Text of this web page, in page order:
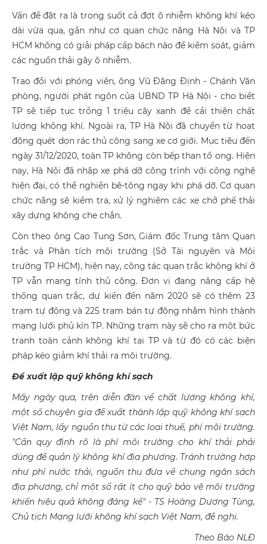
Vấn đề đặt ra là trong suốt cả đợt ô nhiễm không khí kéo
dài vừa qua, gần như cơ quan chức năng Hà Nội và TP
HCM không có giải pháp cấp bách nào để kiểm soát, giảm
các nguồn thải gây ô nhiễm.
Trao đổi với phóng viên, ông Vũ Đăng Định - Chánh Văn
phòng, người phát ngôn của UBND TP Hà Nội - cho biết
TP sẽ tiếp tục trồng 1 triệu cây xanh để cải thiện chất
lượng không khí. Ngoài ra, TP Hà Nội đã chuyển từ hoạt
động quét dọn rác thủ công sang xe cơ giới. Mục tiêu đến
ngày 31/12/2020, toàn TP không còn bếp than tổ ong. Hiện
nay, Hà Nội đã nhập xe phá dỡ công trình với công nghệ
hiện đại, có thể nghiền bê-tông ngay khi phá dỡ. Cơ quan
chức năng sẽ kiểm tra, xử lý nghiêm các xe chở phế thải
xây dựng không che chắn.
Còn theo ông Cao Tung Sơn, Giám đốc Trung tâm Quan
trắc và Phân tích môi trường (Sở Tài nguyên và Môi
trường TP HCM), hiện nay, công tác quan trắc không khí ở
TP vẫn mang tính thủ công. Đơn vị đang nâng cấp hệ
thống quan trắc, dự kiến đến năm 2020 sẽ có thêm 23
trạm tự động và 225 trạm bán tự động nhằm hình thành
mạng lưới phủ kín TP. Những trạm này sẽ cho ra một bức
tranh toàn cảnh không khí tại TP và từ đó có các biện
pháp kéo giảm khí thải ra môi trường.
Đề xuất lập quỹ không khí sạch
Mấy ngày qua, trên diễn đàn về chất lượng không khí,
một số chuyên gia đề xuất thành lập quỹ không khí sạch
Việt Nam, lấy nguồn thu từ các loại thuế, phí môi trường.
"Cần quy định rõ là phí môi trường cho khí thải phải
dùng để quản lý không khí địa phương. Tránh trường hợp
như phí nước thải, nguồn thu đưa về chung ngân sách
địa phương, chỉ một số rất ít cho quỹ bảo vệ môi trường
khiến hiệu quả không đáng kể" - TS Hoàng Dương Tùng,
Chủ tịch Mạng lưới không khí sạch Việt Nam, đề nghị.
Theo Báo NLĐ